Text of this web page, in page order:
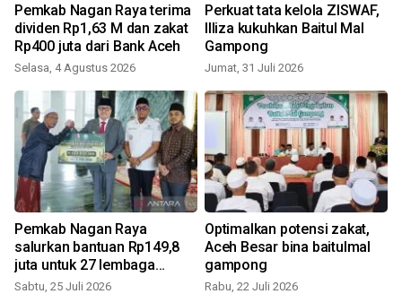
Pemkab Nagan Raya terima
dividen Rp1,63 M dan zakat
Rp400 juta dari Bank Aceh
Selasa, 4 Agustus 2026
Perkuat tata kelola ZISWAF,
Illiza kukuhkan Baitul Mal
Gampong
Jumat, 31 Juli 2026
Pemkab Nagan Raya
salurkan bantuan Rp149,8
juta untuk 27 lembaga
keagamaan
Sabtu, 25 Juli 2026
Optimalkan potensi zakat,
Aceh Besar bina baitulmal
gampong
Rabu, 22 Juli 2026